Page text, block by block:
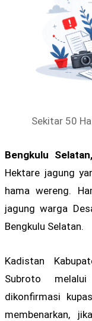
Sekitar 50
Bengkulu
Hektare jagung
hama wereng.
jagung warga
Bengkulu Selatan.
Kadistan
Subroto
dikonfirmasi
membenarkan,